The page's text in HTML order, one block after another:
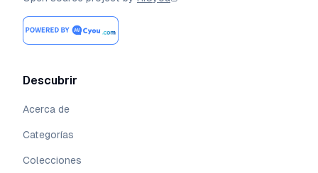
Descubrir
Acerca de
Categorías
Colecciones